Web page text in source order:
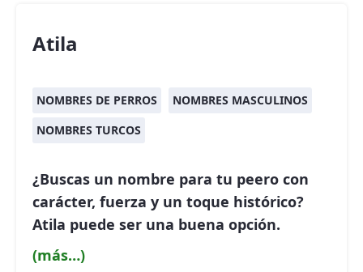
Atila
NOMBRES DE PERROS
NOMBRES MASCULINOS
NOMBRES TURCOS
¿Buscas un nombre para tu peero con
carácter, fuerza y un toque histórico?
Atila puede ser una buena opción.
(más…)